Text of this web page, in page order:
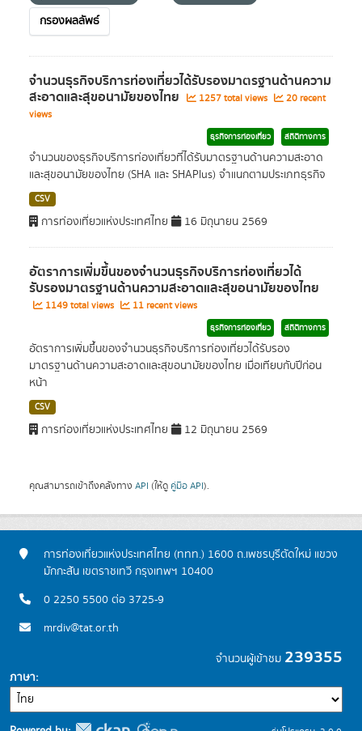
กรองผลลัพธ์
จำนวนธุรกิจบริการท่องเที่ยวได้รับรองมาตรฐานด้านความ
สะอาดและสุขอนามัยของไทย 1257 total views
20 recent
views
ธุรกิจการท่องเที่ยว สถิติทางการ
จำนวนของธุรกิจบริการท่องเที่ยวที่ได้รับมาตรฐานด้านความสะอาด
และสุขอนามัยของไทย (SHA และ SHAPlus) จำแนกตามประเภทธุรกิจ
CSV
การท่องเที่ยวแห่งประเทศไทย 16 มิถุนายน 2569
อัตราการเพิ่มขึ้นของจำนวนธุรกิจบริการท่องเที่ยวได้
รับรองมาตรฐานด้านความสะอาดและสุขอนามัยของไทย
1149 total views 11 recent views
ธุรกิจการท่องเที่ยว สถิติทางการ
อัตราการเพิ่มขึ้นของจำนวนธุรกิจบริการท่องเที่ยวได้รับรอง
มาตรฐานด้านความสะอาดและสุขอนามัยของไทย เมื่อเทียบกับปีก่อน
หน้า
CSV
การท่องเที่ยวแห่งประเทศไทย 12 มิถุนายน 2569
คุณสามารถเข้าถึงคลังทาง API (ให้ดู คู่มือ API).
การท่องเที่ยวแห่งประเทศไทย (ททท.) 1600 ถ.เพชรบุรีตัดใหม่ แขวง
มักกะสัน เขตราชเทวี กรุงเทพฯ 10400
0 2250 5500 ต่อ 3725-9
mrdiv@tat.or.th
จำนวนผู้เข้าชม 239355
ภาษา